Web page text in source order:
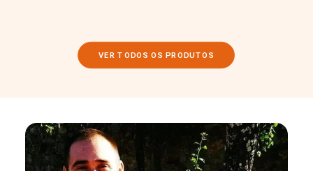
VER TODOS OS PRODUTOS